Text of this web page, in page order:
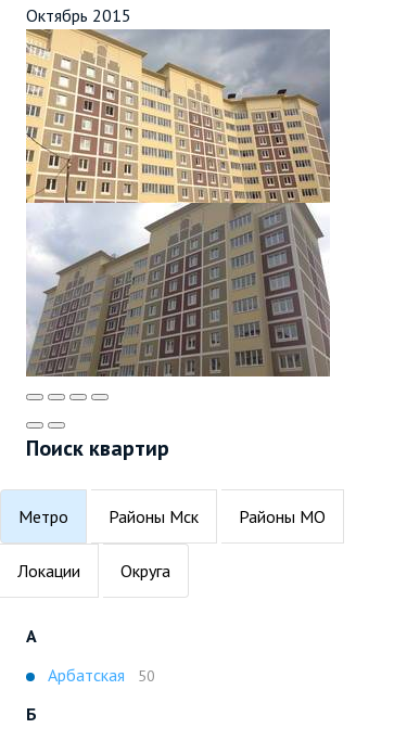
Октябрь 2015
Поиск квартир
Метро Районы Мск Районы МО
Локации Округа
А
Арбатская
50
Б